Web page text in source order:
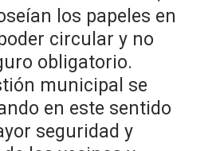
los papeles en
circular y no
obligatorio.
municipal se
en este sentido
seguridad y